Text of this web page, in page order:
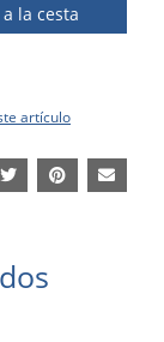
la cesta
artículo